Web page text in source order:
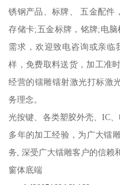
锈钢产品、标牌、 五金配件
存储卡;五金标牌，铭牌;电
需求，欢迎致电咨询或亲
样，免费取料送货，加工准
经营的镭雕镭射激光打标激
务理念。
光按键、各类塑胶外壳、IC
多年的加工经验，为广大镭
务, 深受广大镭雕客户的信赖
窗体底端